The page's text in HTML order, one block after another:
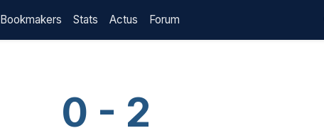
Bookmakers Stats Actus Forum
0 - 2